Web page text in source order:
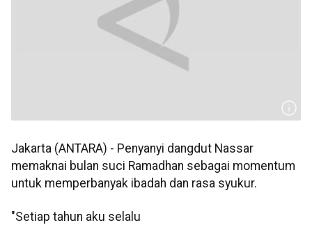
Jakarta (ANTARA) - Penyanyi dangdut Nassar
memaknai bulan suci Ramadhan sebagai momentum
untuk memperbanyak ibadah dan rasa syukur.
"Setiap tahun aku selalu